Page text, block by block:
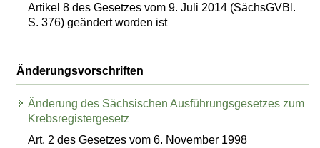
Artikel 8 des Gesetzes vom 9. Juli 2014 (SächsGVBl.
S. 376) geändert worden ist
Änderungsvorschriften
Änderung des Sächsischen Ausführungsgesetzes zum
Krebsregistergesetz
Art. 2 des Gesetzes vom 6. November 1998